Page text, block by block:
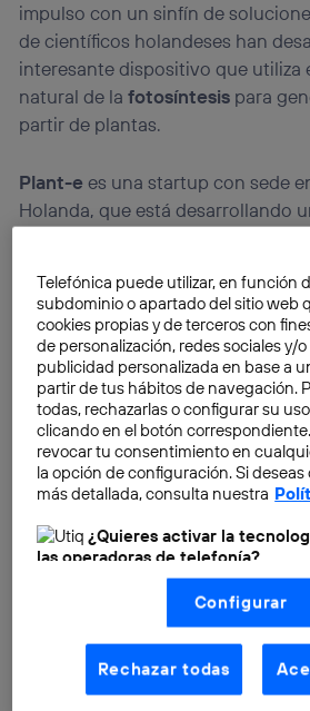
impulso con un sinfín de
de científicos holandeses han
interesante dispositivo que utiliza
natural de lafotosíntesis para
partir de plantas.
Plant-e es una startup con sede
Holanda, que está desarrollando
energía renovable por viento o
ventaja de este método es que
planta crezca en un medio
ejemplo, unpantano, unarrozalo
generar energía de formacontinua
tecnología podría integrarse con
solar para subsanar los
que funciona de forma
Telefónica puede utilizar, en función
subdominio o apartado del sitio web
cookies propias y de terceros con
de personalización, redes sociales y/
publicidad personalizada en base a
partir de tus hábitos de navegación.
todas, rechazarlas o configurar su
clicando en el botón
revocar tu consentimiento en
la opción de configuración. Si
más detallada, consulta nuestra
¿Quieres activar la
las operadoras de telefonía?
Nosotros, Telefónica S.A., utilizamos
realizar nuestras acciones de
(como se describe en este aviso de
basadas en tu navegación en
aquí(solo cuando utilizas
internet habilitada , proporcionada
operadoras de telefonía
Configurar
Rechazar todas